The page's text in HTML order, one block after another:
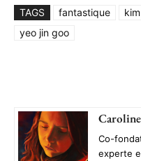
TAGS fantastique
yeo jin goo
Co-
experte